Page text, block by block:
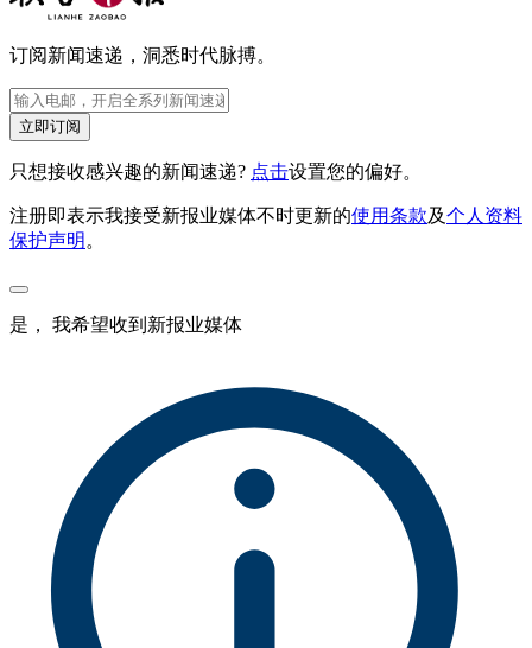
订阅新闻速递，洞悉时代脉搏。
立即订阅
只想接收感兴趣的新闻速递? 点击设置您的偏好。
注册即表示我接受新报业媒体不时更新的使用条款及个人资料
保护声明 。
是， 我希望收到新报业媒体